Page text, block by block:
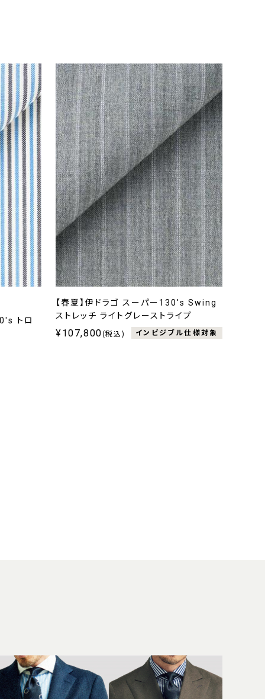
トロ
【春夏】伊ドラゴ スーパー130's Swing
ストレッチ ライトグレーストライプ
¥107,800(税込) インビジブル仕様対象